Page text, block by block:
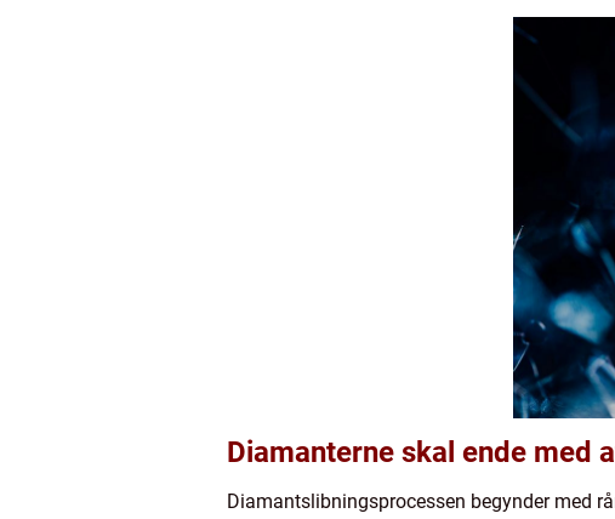
Diamanterne skal ende med
Diamantslibningsprocessen begynder med